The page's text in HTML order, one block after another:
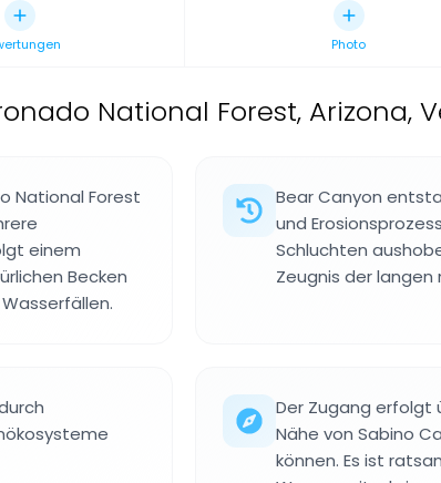
Photo
National Forest, Arizona,
National Forest
einem
Becken
Bear Canyon
und
Schluchten
Zeugnis der langen
Der Zugang erfolgt
Nähe von Sabino
können. Es ist